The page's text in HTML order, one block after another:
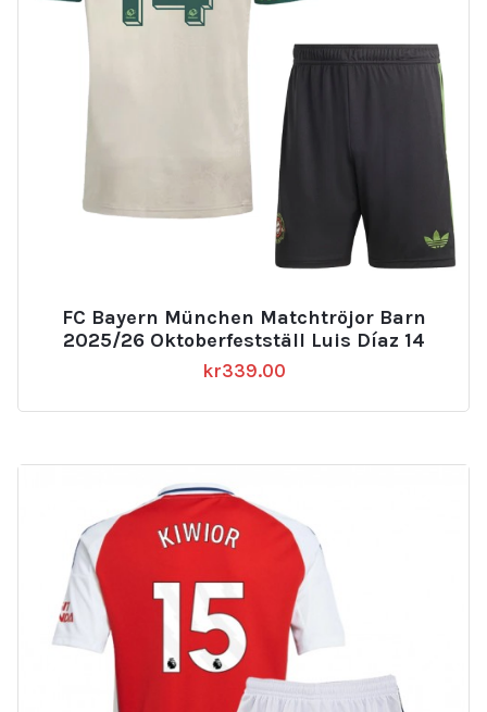
FC Bayern München Matchtröjor Barn
2025/26 Oktoberfestställ Luis Díaz 14
kr339.00